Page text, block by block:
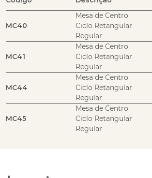
MC40
Mesa de Centro
Ciclo Retangular
Regular
MC41
Mesa de Centro
Ciclo Retangular
Regular
MC44
Mesa de Centro
Ciclo Retangular
Regular
MC45
Mesa de Centro
Ciclo Retangular
Regular